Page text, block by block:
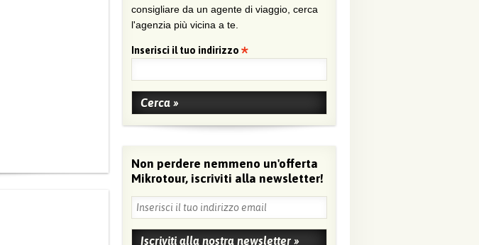
consigliare da un agente di viaggio, cerca
l'agenzia più vicina a te.
Inserisci il tuo indirizzo
Non perdere nemmeno un'offerta
Mikrotour, iscriviti alla newsletter!